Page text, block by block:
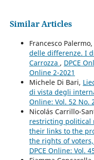
Similar Articles
Francesco Palermo,
delle differenze. I
Carrozza , DPCE
Online 2-2021
Michele Di Bari,
di vista degli
Online: Vol. 52 No.
Nicolás Carrillo-
restricting political
their links to the
the rights of
DPCE Online: Vol.